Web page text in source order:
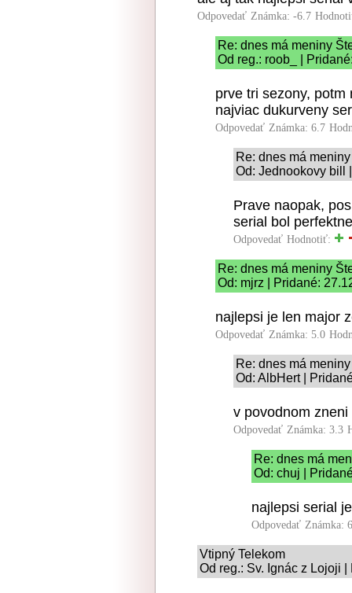
Odpovedať Známka: -6.7
Re: dnes má meniny
Od reg.: roob_ |
prve tri sezony,
najviac dukurveny
Odpovedať Známka: 6.7
Re: dnes má
Od: Jednookovy bill
Prave naopak,
serial bol
Odpovedať Hodnotiť:
Re: dnes má meniny
Od: mjrz | Pridané:
najlepsi je len major
Odpovedať Známka: 5.0
Re: dnes má
Od: AlbHert |
v povodnom zneni
Odpovedať Známka: 3.3
Re: dnes má
Od: chuj |
najlepsi serial
Odpovedať Známka:
Vtipný Telekom
Od reg.: Sv. Ignác z Lojoji